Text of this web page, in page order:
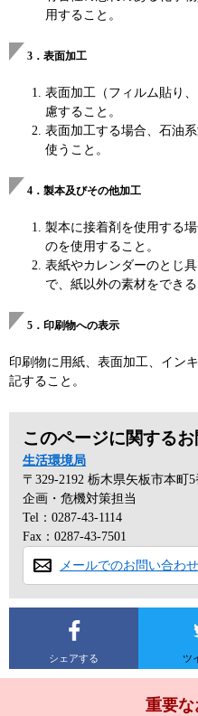
用すること。
3．表面加工
表面加工（フィルム貼り
慮すること。
表面加工する場合、石油
使うこと。
4．製本及びその他加工
製本に接着剤を使用する
のを使用すること。
表紙やカレンダーのとじ
で、紙以外の素材をでき
5．印刷物への表示
印刷物に用紙、表面加工、イン
記すること。
このページに関する
生活環境局
〒329-2192 栃木県矢板市本町5
企画・危機対策担当
Tel：0287-43-1114
Fax：0287-43-7501
メールでのお問い合わ
シェアする ツ
重要